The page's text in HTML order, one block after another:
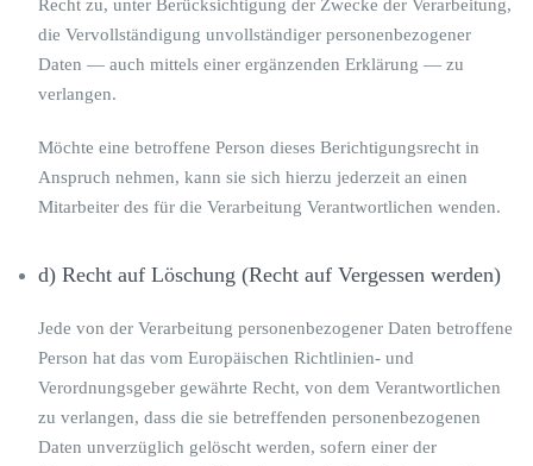
Recht zu, unter Berücksichtigung der Zwecke der Verarbeitung,
die Vervollständigung unvollständiger personenbezogener
Daten — auch mittels einer ergänzenden Erklärung — zu
verlangen.
Möchte eine betroffene Person dieses Berichtigungsrecht in
Anspruch nehmen, kann sie sich hierzu jederzeit an einen
Mitarbeiter des für die Verarbeitung Verantwortlichen wenden.
d) Recht auf Löschung (Recht auf Vergessen werden)
Jede von der Verarbeitung personenbezogener Daten betroffene
Person hat das vom Europäischen Richtlinien- und
Verordnungsgeber gewährte Recht, von dem Verantwortlichen
zu verlangen, dass die sie betreffenden personenbezogenen
Daten unverzüglich gelöscht werden, sofern einer der